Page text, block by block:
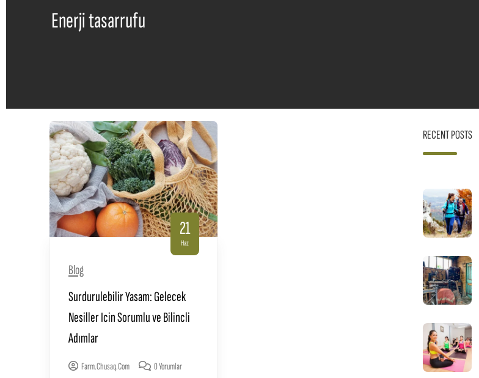
Enerji tasarrufu
21
Haz
Blog
Surdurulebilir Yasam: Gelecek
Nesiller Icin Sorumlu ve Bilincli
Adımlar
Farm.chusaq.com 0 Yorumlar
RECENT POSTS